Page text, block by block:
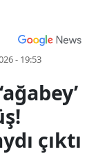
- 19:53
çıktı